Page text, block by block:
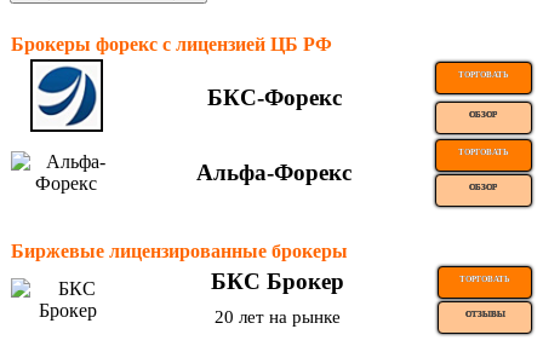
Брокеры форекс с лицензией ЦБ РФ
БКС-Форекс
ТОРГОВАТЬ
ОБЗОР
Альфа-Форекс
ТОРГОВАТЬ
ОБЗОР
Биржевые лицензированные брокеры
БКС Брокер ТОРГОВАТЬ
20 лет на рынке ОТЗЫВЫ